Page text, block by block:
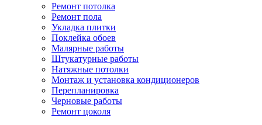
Ремонт потолка
Ремонт пола
Укладка плитки
Поклейка обоев
Малярные работы
Штукатурные работы
Натяжные потолки
Монтаж и установка кондиционеров
Перепланировка
Черновые работы
Ремонт цоколя